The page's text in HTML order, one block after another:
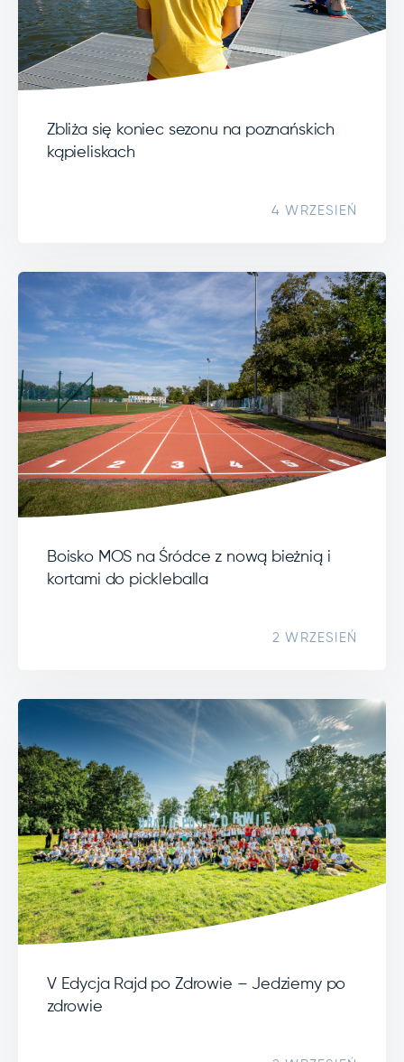
Zbliża się koniec sezonu na poznańskich
kąpieliskach
4 WRZESIEŃ
Boisko MOS na Śródce z nową bieżnią i
kortami do pickleballa
2 WRZESIEŃ
V Edycja Rajd po Zdrowie – Jedziemy po
zdrowie